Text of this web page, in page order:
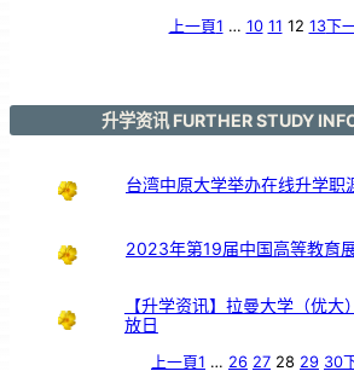
上一頁1 … 10 11 12 13下
升学资讯 FURTHER STUDY
台湾中原大学举办在线升学职
2023年第19届中国高等教育
【升学资讯】拉曼大学（优
放日
上一頁1 … 26 27 28 29 30